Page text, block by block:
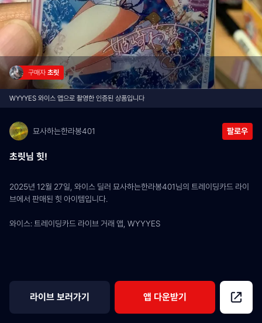
구매자 초릿
WYYYES 와이스 앱으로 촬영한 인증된 상품입니다
묘사하는한라봉401 팔로우
초릿님 힛!
2025년 12월 27일, 와이스 딜러 묘사하는한라봉401님의 트레이딩카드 라이
브에서 판매된 힛 아이템입니다.
와이스: 트레이딩카드 라이브 거래 앱, WYYYES
라이브 보러가기 앱 다운받기